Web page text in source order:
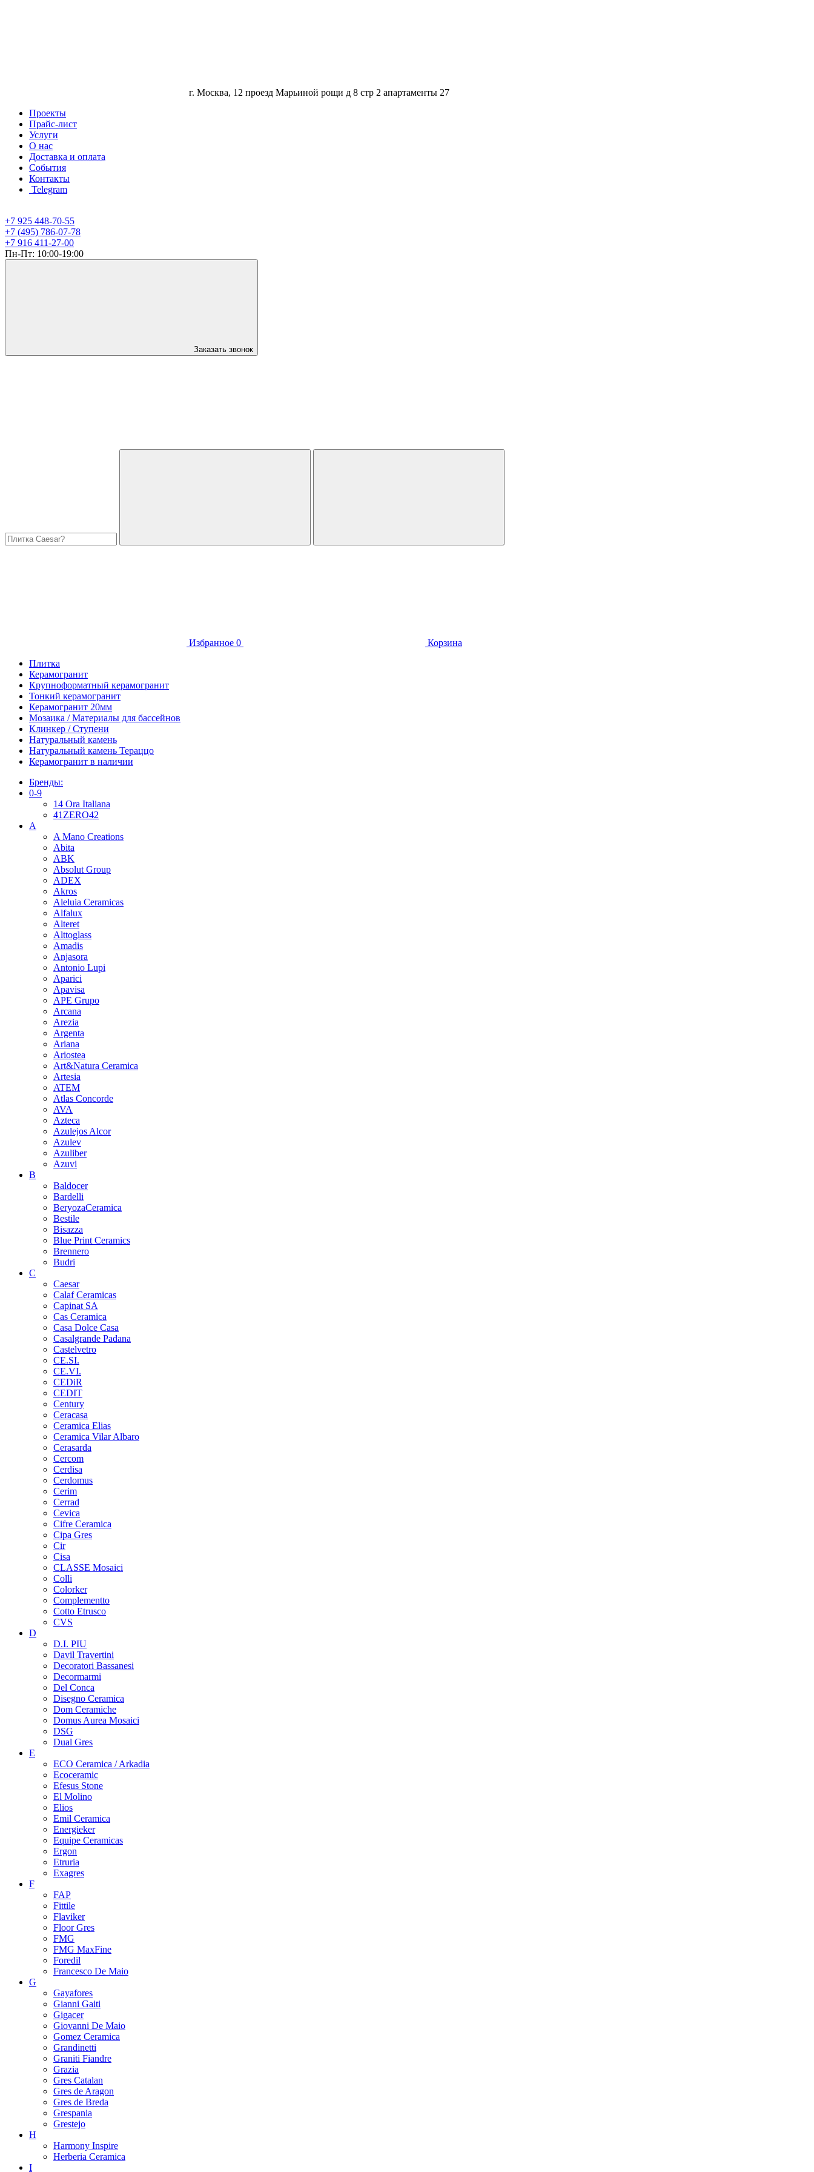
г. Москва, 12 проезд Марьиной рощи д 8 стр 2 апартаменты 27
Проекты
Прайс-лист
Услуги
О нас
Доставка и оплата
События
Контакты
Telegram
+7 925 448-70-55
+7 (495) 786-07-78
+7 916 411-27-00
Пн-Пт: 10:00-19:00
Заказать звонок
Избранное 0
Корзина
Плитка
Керамогранит
Крупноформатный керамогранит
Тонкий керамогранит
Керамогранит 20мм
Мозаика / Материалы для бассейнов
Клинкер / Ступени
Натуральный камень
Натуральный камень Тераццо
Керамогранит в наличии
Бренды:
0-9
14 Ora Italiana
41ZERO42
A
A Mano Creations
Abita
ABK
Absolut Group
ADEX
Akros
Aleluia Ceramicas
Alfalux
Alteret
Alttoglass
Amadis
Anjasora
Antonio Lupi
Aparici
Apavisa
APE Grupo
Arcana
Arezia
Argenta
Ariana
Ariostea
Art&Natura Ceramica
Artesia
ATEM
Atlas Concorde
AVA
Azteca
Azulejos Alcor
Azulev
Azuliber
Azuvi
B
Baldocer
Bardelli
BeryozaCeramica
Bestile
Bisazza
Blue Print Ceramics
Brennero
Budri
C
Caesar
Calaf Ceramicas
Capinat SA
Cas Ceramica
Casa Dolce Casa
Casalgrande Padana
Castelvetro
CE.SI.
CE.VI.
CEDiR
CEDIT
Century
Ceracasa
Ceramica Elias
Ceramica Vilar Albaro
Cerasarda
Cercom
Cerdisa
Cerdomus
Cerim
Cerrad
Cevica
Cifre Ceramica
Cipa Gres
Cir
Cisa
CLASSE Mosaici
Colli
Colorker
Complementto
Cotto Etrusco
CVS
D
D.I. PIU
Davil Travertini
Decoratori Bassanesi
Decormarmi
Del Conca
Disegno Ceramica
Dom Ceramiche
Domus Aurea Mosaici
DSG
Dual Gres
E
ECO Ceramica / Arkadia
Ecoceramic
Efesus Stone
El Molino
Elios
Emil Ceramica
Energieker
Equipe Ceramicas
Ergon
Etruria
Exagres
F
FAP
Fittile
Flaviker
Floor Gres
FMG
FMG MaxFine
Foredil
Francesco De Maio
G
Gayafores
Gianni Gaiti
Gigacer
Giovanni De Maio
Gomez Ceramica
Grandinetti
Graniti Fiandre
Grazia
Gres Catalan
Gres de Aragon
Gres de Breda
Grespania
Grestejo
H
Harmony Inspire
Herberia Ceramica
I